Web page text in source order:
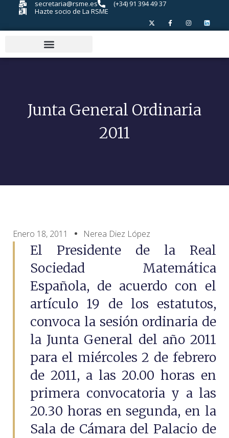
secretaria@rsme.es
(+34) 91 394 49 37
Hazte socio de La RSME
Junta General Ordinaria
2011
Enero 18, 2011 Nerea Diez López
El Presidente de la Real
Sociedad Matemática
Española, de acuerdo con el
artículo 19 de los estatutos,
convoca la sesión ordinaria de
la Junta General del año 2011
para el miércoles 2 de febrero
de 2011, a las 20.00 horas en
primera convocatoria y a las
20.30 horas en segunda, en la
Sala de Cámara del Palacio de